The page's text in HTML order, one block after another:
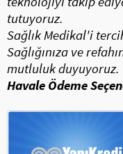
tutuyoruz.
Sağlık Medikal'i
Sağlığınıza ve
mutluluk duyuyoruz.
Havale Ödeme